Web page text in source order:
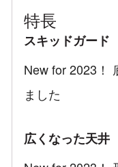
特長
スキッドガード
New for 2023！
ました
広くなった天井